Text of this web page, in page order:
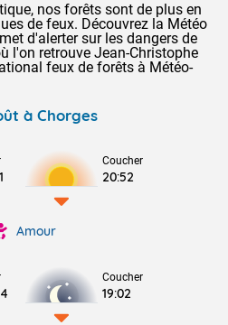
nos forêts sont de plus en
de feux. Découvrez la Météo
d'alerter sur les dangers de
l'on retrouve Jean-Christophe
feux de forêts à Météo-
à Chorges
Coucher
20:52
Amour
Coucher
19:02